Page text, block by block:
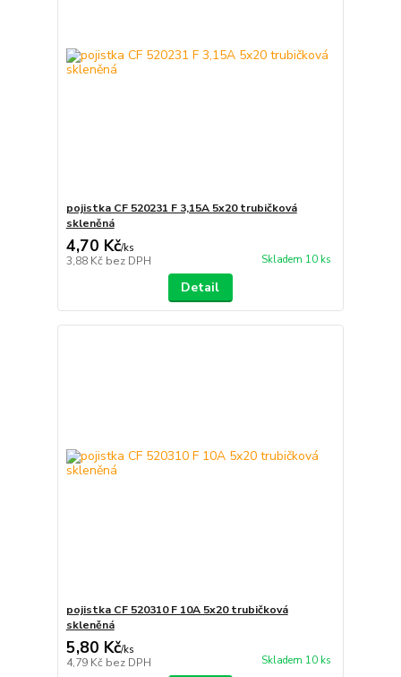
pojistka CF 520231 F 3,15A 5x20 trubičková
skleněná
4,70 Kč/ks
3,88 Kč bez DPH Skladem 10 ks
Detail
pojistka CF 520310 F 10A 5x20 trubičková
skleněná
5,80 Kč/ks
4,79 Kč bez DPH Skladem 10 ks